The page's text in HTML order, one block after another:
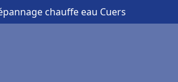
chauffe eau Cuers